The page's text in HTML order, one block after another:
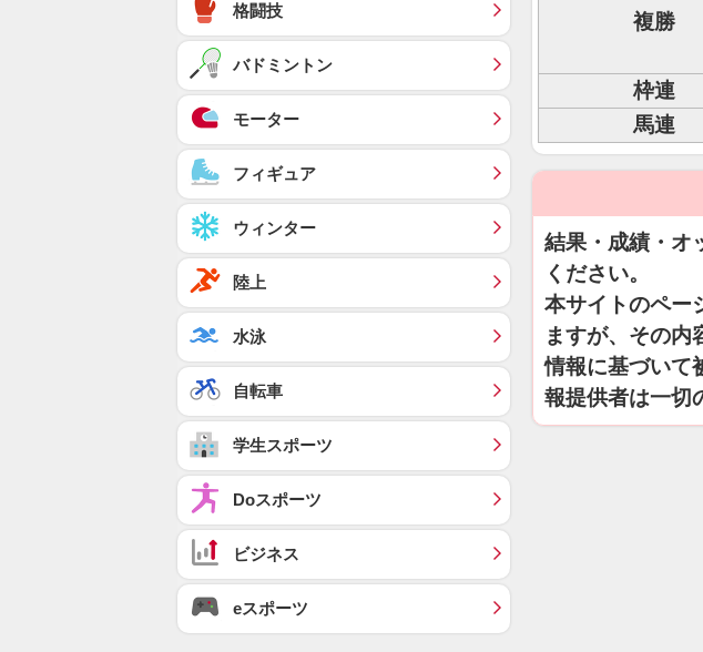
複勝
枠連
馬連
結果・成績・オ
ください。
本サイトのペー
ますが、その内
情報に基づいて
報提供者は一切
格闘技
バドミントン
モーター
フィギュア
ウィンター
陸上
水泳
自転車
学生スポーツ
Doスポーツ
ビジネス
eスポーツ